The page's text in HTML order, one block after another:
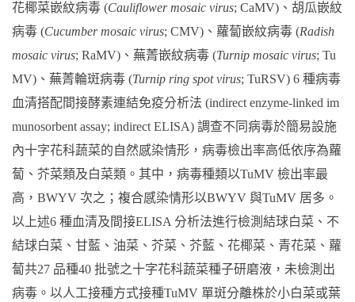
花椰菜嵌紋病毒 (Cauliflower mosaic virus; CaMV)、胡瓜嵌紋
病毒 (Cucumber mosaic virus; CMV)、蘿蔔嵌紋病毒 (Radish
mosaic virus; RaMV)、蕪菁嵌紋病毒 (Turnip mosaic virus; Tu
MV)、蕪菁輪斑病毒 (Turnip ring spot virus; TuRSV) 6 種病毒
血清搭配間接酵素連結免疫分析法 (indirect enzyme-linked im
munosorbent assay; indirect ELISA) 調查不同病毒於簡易設施
內十字花科蔬菜的自然感染情形，病毒檢出率高低依序為蘿
蔔、芥菜類及白菜類。其中，病毒種類以TuMV 檢出率最
高，BWYV 次之；複合感染情形以BWYV 與TuMV 居多。
以上述6 種血清及間接ELISA 分析法進行檢測結球白菜、不
結球白菜、甘藍、油菜、芥菜、芥藍、花椰菜、青花菜、蘿
蔔共27 品種40 批號之十字花科蔬菜種子研磨液，未檢測出
病毒。以人工接種方式接種TuMV 單斑分離株於小白菜或葉